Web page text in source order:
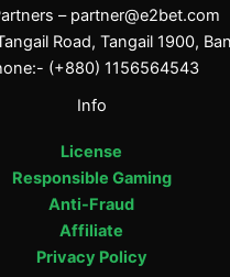
– partner@e2bet.com
Road, Tangail 1900,
(+880) 1156564543
Info
License
Responsible Gaming
Anti-Fraud
Affiliate
Privacy Policy